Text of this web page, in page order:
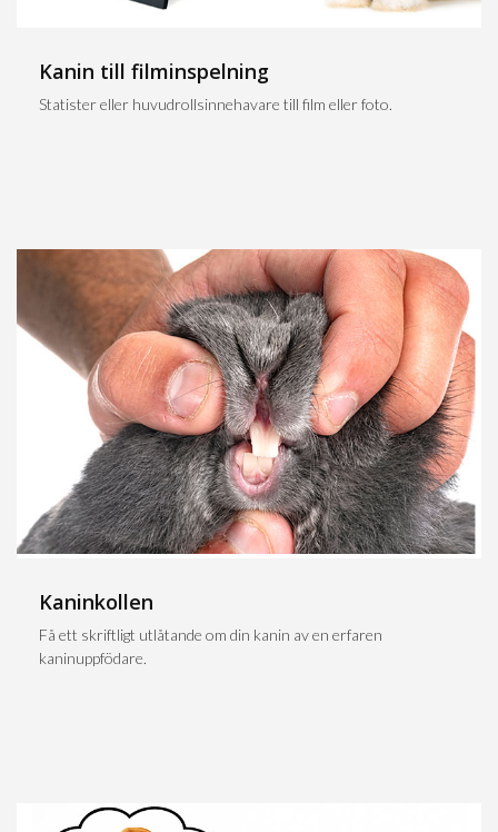
Kanin till filminspelning
Statister eller huvudrollsinnehavare till film eller foto.
Kaninkollen
Få ett skriftligt utlåtande om din kanin av en erfaren
kaninuppfödare.